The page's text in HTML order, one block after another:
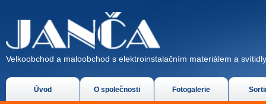
Úvod O společnosti Fotogalerie
Velkoobchod a maloobchod s elektroinstalačním materiálem a